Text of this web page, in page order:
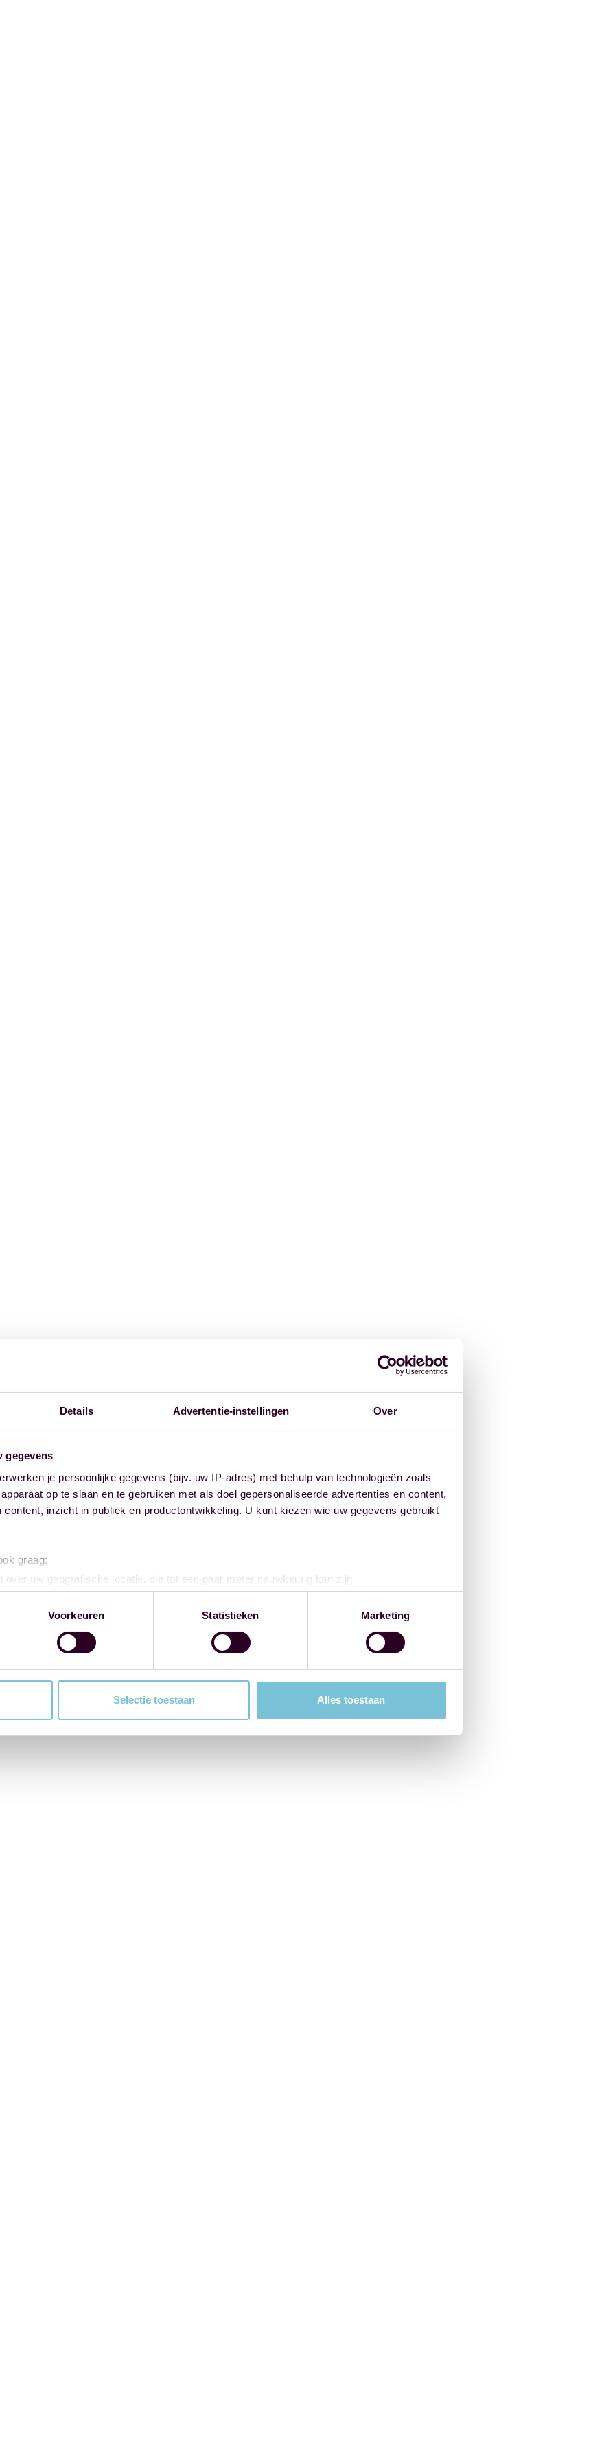
Details Advertentie-instellingen Over
gegevens
je persoonlijke gegevens (bijv. uw IP-adres) met behulp van technologieën zoals
op te slaan en te gebruiken met als doel gepersonaliseerde advertenties en content,
content, inzicht in publiek en productontwikkeling. U kunt kiezen wie uw gegevens gebruikt
graag:
over uw geografische locatie, die tot een paar meter nauwkeurig kan zijn
door het actief te scannen op specifieke eigenschappen (fingerprinting)
gegevens worden verwerkt en stel uw voorkeuren in het
detailgedeeltein. U kunt uw
of intrekken in de Cookieverklaring.
Ook delen we informatie over uw gebruik van onze site met onze partners voor social
Deze partners kunnen deze gegevens combineren met andere informatie die u aan ze heeft
Voorkeuren Statistieken Marketing
Selectie toestaan Alles toestaan